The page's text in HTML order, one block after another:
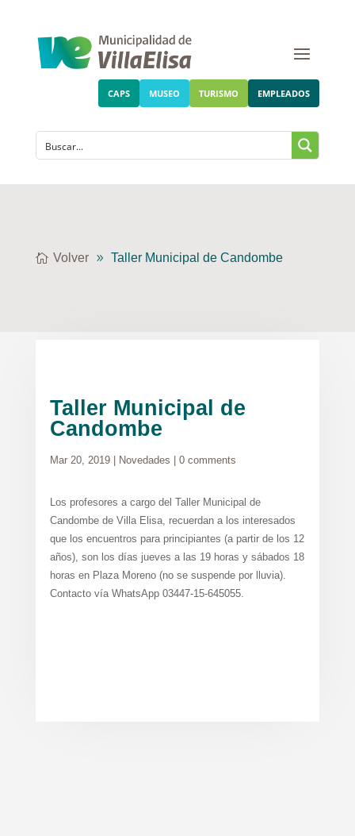
CAPS MUSEO TURISMO EMPLEADOS
Volver Taller Municipal de Candombe
Taller Municipal de
Candombe
Mar 20, 2019| Novedades 0 comments
Los profesores a cargo del Taller Municipal de
Candombe de Villa Elisa, recuerdan a los interesados
que los encuentros para principiantes (a partir de los 12
años), son los días jueves a las 19 horas y sábados 18
horas en Plaza Moreno (no se suspende por lluvia).
Contacto vía WhatsApp 03447-15-645055.